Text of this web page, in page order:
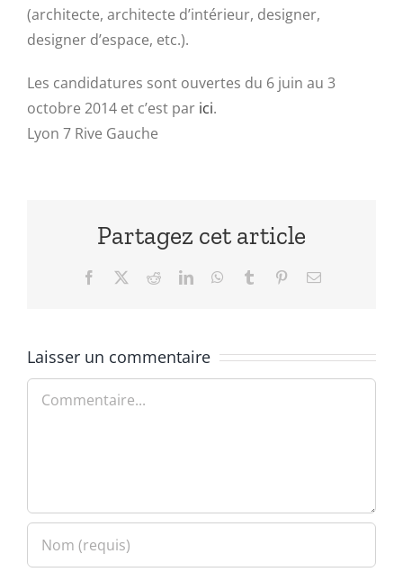
(architecte, architecte d’intérieur, designer,
designer d’espace, etc.).
Les candidatures sont ouvertes du 6 juin au 3
octobre 2014 et c’est par ici.
Lyon 7 Rive Gauche
Partagez cet article
Facebook RedditLinkedInWhatsApp
Tumblr PinterestEmail
Laisser un commentaire
Commentaire